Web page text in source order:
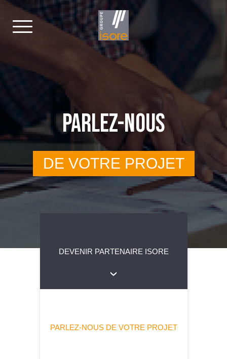
PARLEZ-NOUS
DE VOTRE PROJET
DEVENIR PARTENAIRE ISORE
PARLEZ-NOUS DE VOTRE PROJET